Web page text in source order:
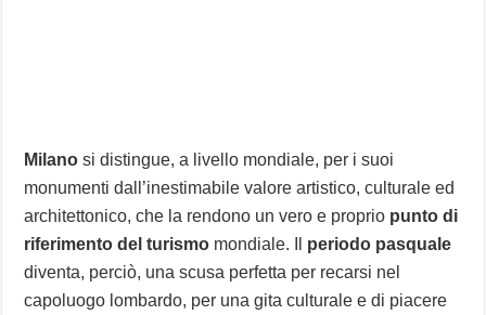
Milano si distingue, a livello mondiale, per i suoi
monumenti dall’inestimabile valore artistico, culturale ed
architettonico, che la rendono un vero e proprio punto di
riferimento del turismo mondiale. Il periodo pasquale
diventa, perciò, una scusa perfetta per recarsi nel
capoluogo lombardo, per una gita culturale e di piacere